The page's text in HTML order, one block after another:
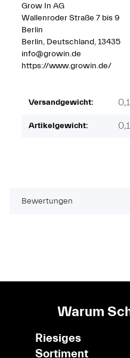
Grow In AG
Wallenroder Straße 7 bis 9
Berlin
Berlin, Deutschland, 13435
info@growin.de
https://www.growin.de/
Versandgewicht:
Artikelgewicht:
Bewertungen
Warum
Riesiges
Sortiment